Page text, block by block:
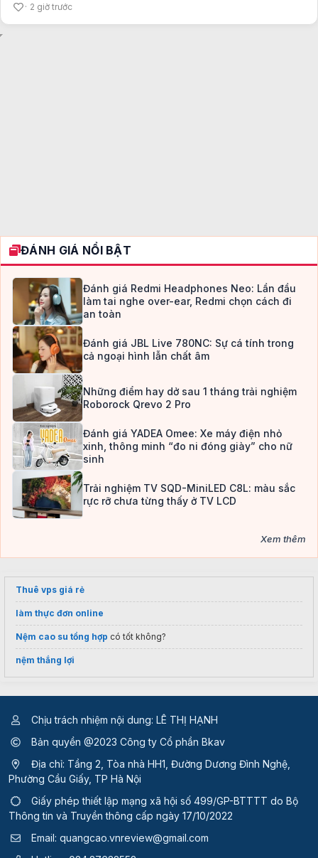
2 giờ trước
ĐÁNH GIÁ NỔI BẬT
Đánh giá Redmi Headphones Neo: Lần đầu
làm tai nghe over-ear, Redmi chọn cách đi
an toàn
Đánh giá JBL Live 780NC: Sự cá tính trong
cả ngoại hình lẫn chất âm
Những điểm hay dở sau 1 tháng trải nghiệm
Roborock Qrevo 2 Pro
Đánh giá YADEA Omee: Xe máy điện nhỏ
xinh, thông minh “đo ni đóng giày” cho nữ
sinh
Trải nghiệm TV SQD-MiniLED C8L: màu sắc
rực rỡ chưa từng thấy ở TV LCD
Xem thêm
Thuê vps giá rẻ
làm thực đơn online
Nệm cao su tổng hợp có tốt không?
nệm thắng lợi
Chịu trách nhiệm nội dung: LÊ THỊ HẠNH
Bản quyền @2023 Công ty Cổ phần Bkav
Địa chỉ: Tầng 2, Tòa nhà HH1, Đường Dương Đình Nghệ,
Phường Cầu Giấy, TP Hà Nội
Giấy phép thiết lập mạng xã hội số 499/GP-BTTTT do Bộ
Thông tin và Truyền thông cấp ngày 17/10/2022
Email: quangcao.vnreview@gmail.com